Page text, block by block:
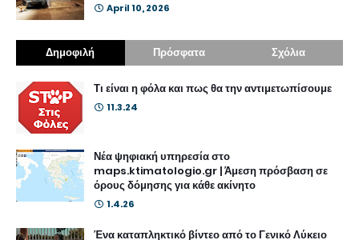
April 10, 2026
Δημοφιλή Πρόσφατα Σχόλια
Τι είναι η φόλα και πως θα την αντιμετωπίσουμε
11.3.24
Νέα ψηφιακή υπηρεσία στο
maps.ktimatologio.gr | Άμεση πρόσβαση σε
όρους δόμησης για κάθε ακίνητο
1.4.26
Ένα καταπληκτικό βίντεο από το Γενικό Λύκειο